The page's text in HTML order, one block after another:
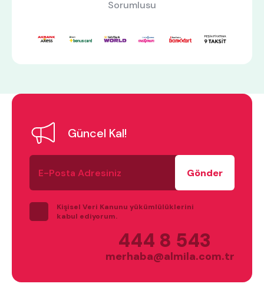
oyuncu sandalyesi
Sorumlusu
Güncel Kal!
E-
Posta
Adresiniz
Kişisel Veri Kanunu yükümlülüklerini
kabul ediyorum.
444 8 543
merhaba@almila.com.tr